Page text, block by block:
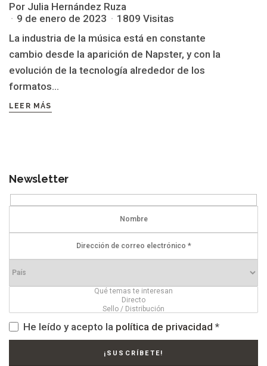
Por Julia Hernández Ruza
9 de enero de 2023
1809 Visitas
La industria de la música está en constante
cambio desde la aparición de Napster, y con la
evolución de la tecnología alrededor de los
formatos...
LEER MÁS
Newsletter
He leído y acepto la política de privacidad *